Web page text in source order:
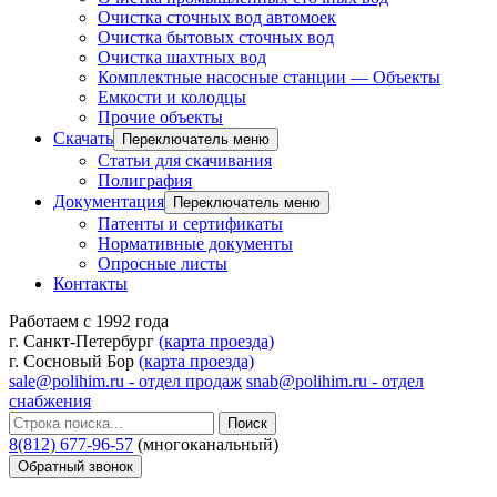
Очистка сточных вод автомоек
Очистка бытовых сточных вод
Очистка шахтных вод
Комплектные насосные станции — Объекты
Емкости и колодцы
Прочие объекты
Скачать
Переключатель меню
Статьи для скачивания
Полиграфия
Документация
Переключатель меню
Патенты и сертификаты
Нормативные документы
Опросные листы
Контакты
Работаем с 1992 года
г. Санкт-Петербург (карта проезда)
г. Сосновый Бор (карта проезда)
sale@polihim.ru - отдел продаж snab@polihim.ru - отдел
снабжения
Поиск
8(812) 677-96-57 (многоканальный)
Обратный звонок